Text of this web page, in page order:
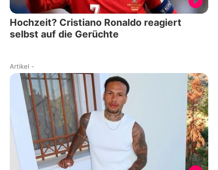
Hochzeit? Cristiano Ronaldo reagiert
selbst auf die Gerüchte
Artikel -